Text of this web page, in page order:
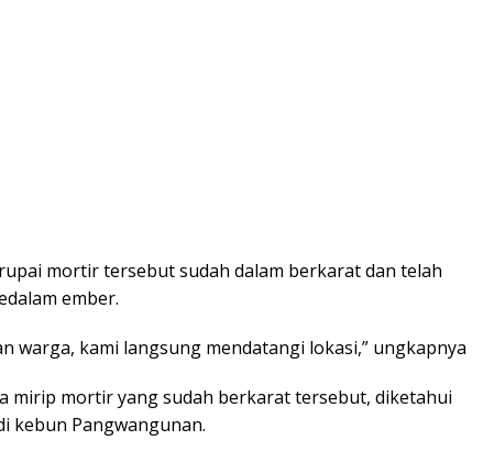
mortir tersebut sudah dalam berkarat dan telah
ember.
warga, kami langsung mendatangi lokasi,” ungkapnya
mirip mortir yang sudah berkarat tersebut, diketahui
kebun Pangwangunan.